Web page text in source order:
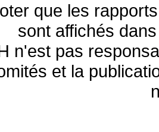
que les
sont affichés
n'est pas
et la